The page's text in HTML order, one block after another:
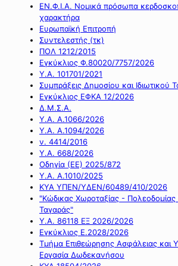
ΕΝ.Φ.Ι.Α. Νομικά πρόσωπα
χαρακτήρα
Ευρωπαϊκή Επιτροπή
Συντελεστής (τκ)
ΠΟΛ 1212/2015
Εγκύκλιος Φ.80020/7757/2026
Υ.Α. 101701/2021
Συμπράξεις Δημοσίου και Ιδιωτικού
Εγκύκλιος ΕΦΚΑ 12/2026
Δ.Μ.Σ.Α.
Υ.Α. Α.1066/2026
Υ.Α. Α.1094/2026
ν. 4414/2016
Y.A. 668/2026
Οδηγία (ΕΕ) 2025/872
Υ.Α. Α.1010/2025
ΚΥΑ ΥΠΕΝ/ΥΔΕΝ/60489/410/2026
"Κώδικας Χωροταξίας -
Ταγαράς"
Υ.Α. 86118 ΕΞ 2026/2026
Εγκύκλιος Ε.2028/2026
Τμήμα Επιθεώρησης Ασφάλειας και
Εργασία Δωδεκανήσου